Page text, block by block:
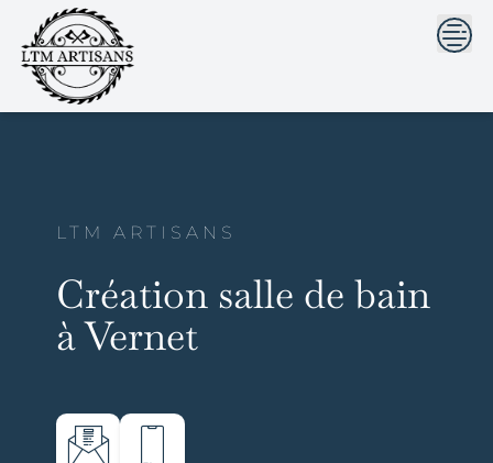
```html```
content
LTM ARTISANS
Création salle de bain
à Vernet